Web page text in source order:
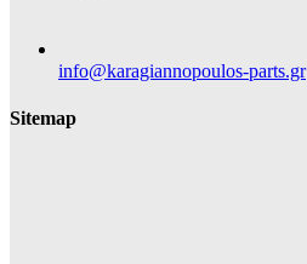
info@karagiannopoulos-parts.gr
Sitemap